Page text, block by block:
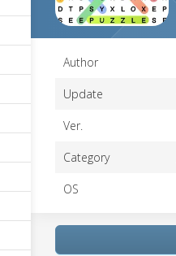
Author
Update
Ver.
Category
OS